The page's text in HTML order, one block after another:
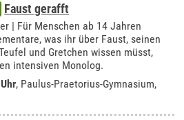
Faust gerafft
| Für Menschen ab 14 Jahren
was ihr über Faust, seinen
und Gretchen wissen müsst,
intensiven Monolog.
, Paulus-Praetorius-Gymnasium,